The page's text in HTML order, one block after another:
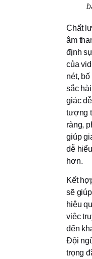
Chất
âm
định
của
nét,
sắc
giác
tượng
ràng,
giúp
dễ
hơn.
Kết
sẽ
hiệu
việc
đến
Đội
trọng